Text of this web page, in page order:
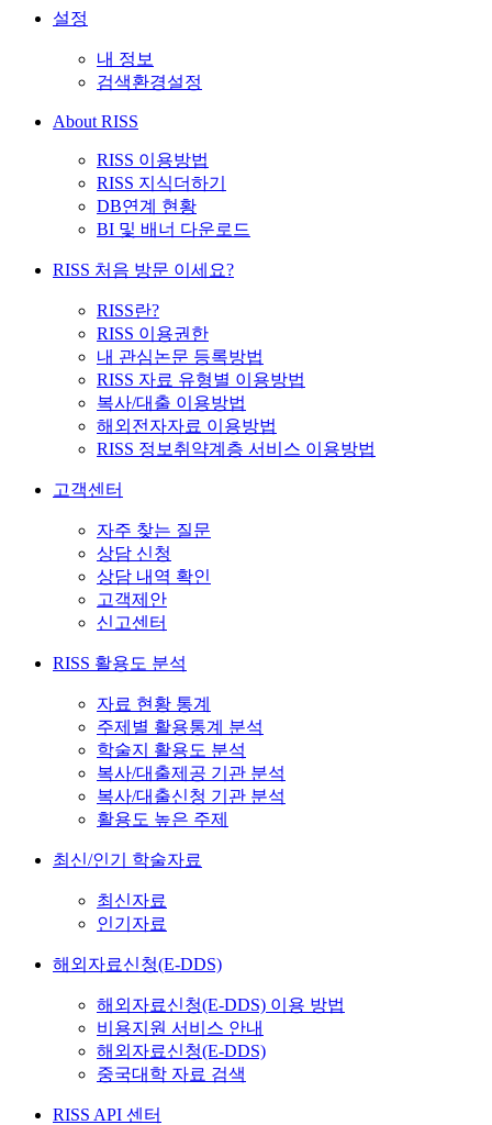
설정
내 정보
검색환경설정
About RISS
RISS 이용방법
RISS 지식더하기
DB연계 현황
BI 및 배너 다운로드
RISS 처음 방문 이세요?
RISS란?
RISS 이용권한
내 관심논문 등록방법
RISS 자료 유형별 이용방법
복사/대출 이용방법
해외전자자료 이용방법
RISS 정보취약계층 서비스 이용방법
고객센터
자주 찾는 질문
상담 신청
상담 내역 확인
고객제안
신고센터
RISS 활용도 분석
자료 현황 통계
주제별 활용통계 분석
학술지 활용도 분석
복사/대출제공 기관 분석
복사/대출신청 기관 분석
활용도 높은 주제
최신/인기 학술자료
최신자료
인기자료
해외자료신청(E-DDS)
해외자료신청(E-DDS) 이용 방법
비용지원 서비스 안내
해외자료신청(E-DDS)
중국대학 자료 검색
RISS API 센터